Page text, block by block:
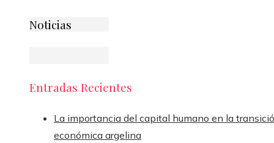
Noticias
Entradas Recientes
La importancia del capital humano en la
económica argelina